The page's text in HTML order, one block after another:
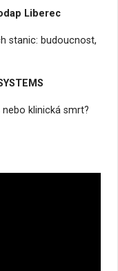
Liberec
stanic: budoucnost,
klinická smrt?